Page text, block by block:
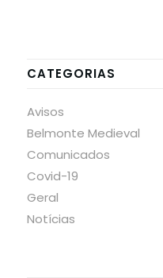
CATEGORIAS
Avisos
Belmonte Medieval
Comunicados
Covid-19
Geral
Notícias